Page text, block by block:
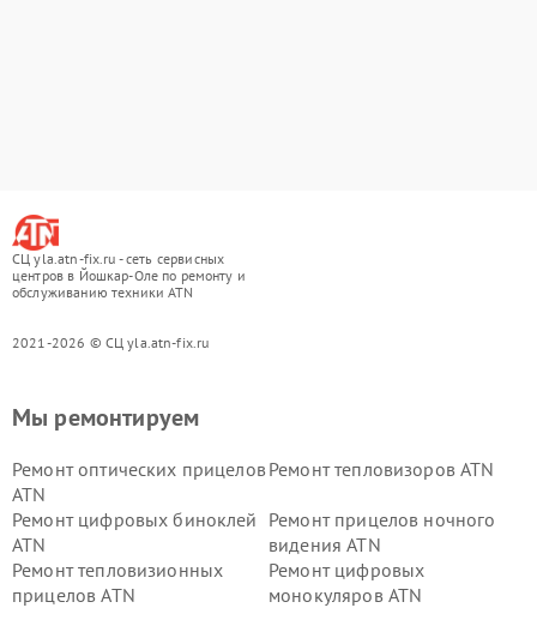
СЦ yla.atn-fix.ru - сеть сервисных
центров в Йошкар-Оле по ремонту и
обслуживанию техники ATN
2021-2026 © СЦ yla.atn-fix.ru
Мы ремонтируем
Ремонт оптических прицелов
ATN
Ремонт тепловизоров ATN
Ремонт цифровых биноклей
ATN
Ремонт прицелов ночного
видения ATN
Ремонт тепловизионных
прицелов ATN
Ремонт цифровых
монокуляров ATN